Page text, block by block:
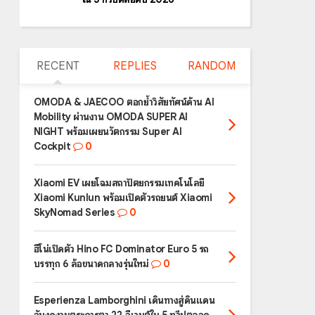
RECENT REPLIES RANDOM
OMODA & JAECOO ตอกย้ำวิสัยทัศน์ด้าน AI
Mobility ผ่านงาน OMODA SUPER AI
NIGHT พร้อมเผยนวัตกรรม Super AI
Cockpit
0
Xiaomi EV เผยโฉมสถาปัตยกรรมเทคโนโลยี
Xiaomi Kunlun พร้อมเปิดตัวรถยนต์ Xiaomi
SkyNomad Series
0
ฮีโน่เปิดตัว Hino FC Dominator Euro 5 รถ
บรรทุก 6 ล้อขนาดกลางรุ่นใหม่
0
Esperienza Lamborghini เดินทางสู่ดินแดน